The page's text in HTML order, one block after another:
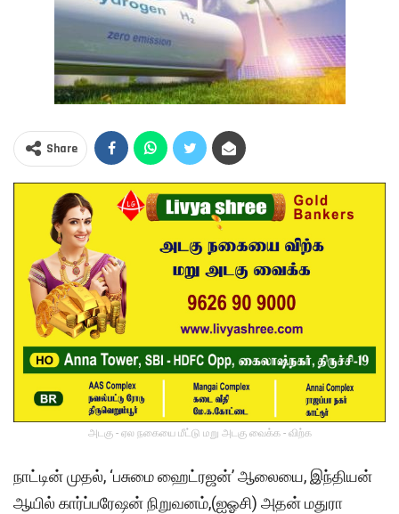
Share
அடகு - ஏல நகையை மீட்டு மறு அடகு வைக்க - விற்க
நாட்டின் முதல், ‘பசுமை ஹைட்ரஜன்’ ஆலையை, இந்தியன்
ஆயில் கார்ப்பரேஷன் நிறுவனம்,(ஐஓசி) அதன் மதுரா